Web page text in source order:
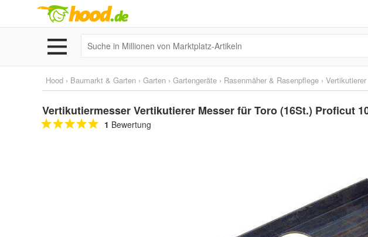
Hood › Baumarkt & Garten › Garten › Gartengeräte › Rasenmäher & Rasenpflege › Vertikutierer
Vertikutiermesser Vertikutierer Messer für Toro (16St.) Proficut
1 Bewertung